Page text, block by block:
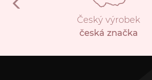
Český výrobek
česká značka